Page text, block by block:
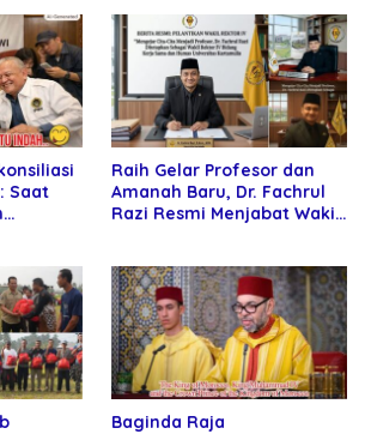
Saat
Raih Gelar Profesor dan
Amanah Baru, Dr. Fachrul
Razi Resmi Menjabat Wakil
Baginda Raja